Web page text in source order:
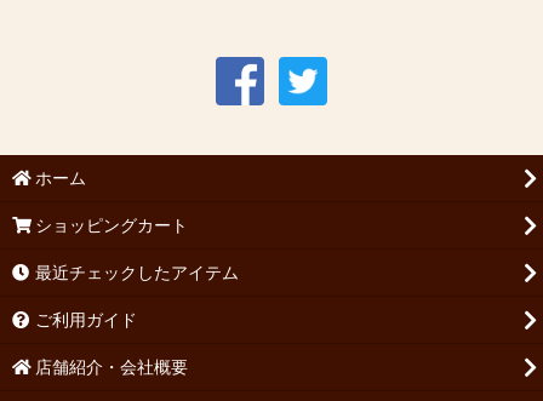
ホーム
ショッピングカート
最近チェックしたアイテム
ご利用ガイド
店舗紹介・会社概要